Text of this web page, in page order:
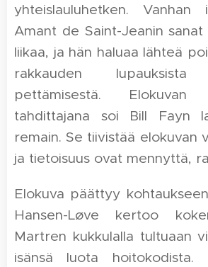
yhteislauluhetken. Vanhan
Amant de Saint-Jeanin
liikaa, ja hän haluaa lähteä
rakkauden
pettämisestä. Elokuvan
tahdittajana soi Bill Fayn
remain. Se tiivistää elokuvan
ja tietoisuus ovat mennyttä,
Elokuva päättyy
Hansen-Løve kertoo
Martren kukkulalla tultuaan
isänsä luota hoitokodista.